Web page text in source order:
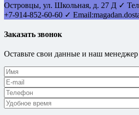
Островцы, ул. Школьная, д. 27 Д ✓
+7-914-852-60-60 ✓ Email:
Заказать звонок
Оставьте свои данные и наш